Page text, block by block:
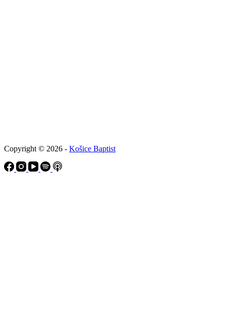
Copyright © 2026 - Košice Baptist